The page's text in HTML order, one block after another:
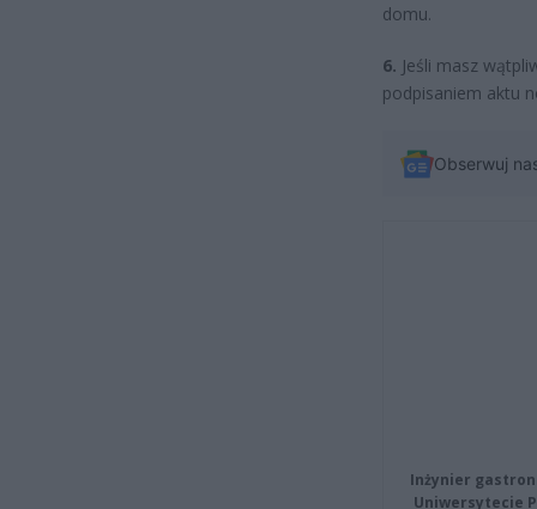
domu.
6. Jeśli masz
podpisaniem aktu
Obserwuj
Inżynier
Uniwersytecie